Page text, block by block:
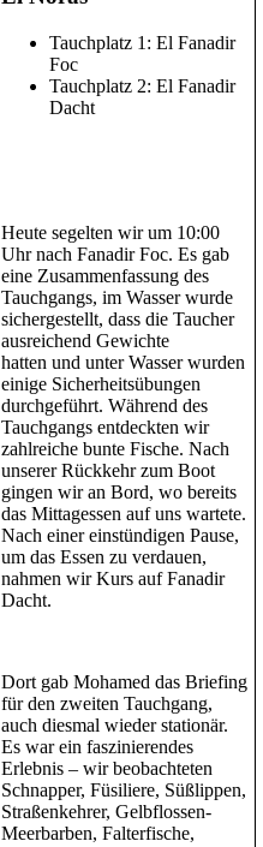
Tauchplatz 1: El Fanadir
Foc
Tauchplatz 2: El Fanadir
Dacht
Heute segelten wir um 10:00
Uhr nach Fanadir Foc. Es gab
eine Zusammenfassung des
Tauchgangs, im Wasser wurde
sichergestellt, dass die Taucher
ausreichend Gewichte
hatten und unter Wasser wurden
einige Sicherheitsübungen
durchgeführt. Während des
Tauchgangs entdeckten wir
zahlreiche bunte Fische. Nach
unserer Rückkehr zum Boot
gingen wir an Bord, wo bereits
das Mittagessen auf uns wartete.
Nach einer einstündigen Pause,
um das Essen zu verdauen,
nahmen wir Kurs auf Fanadir
Dacht.
Dort gab Mohamed das Briefing
für den zweiten Tauchgang,
auch diesmal wieder stationär.
Es war ein faszinierendes
Erlebnis – wir beobachteten
Schnapper, Füsiliere, Süßlippen,
Straßenkehrer, Gelbflossen-
Meerbarben, Falterfische,